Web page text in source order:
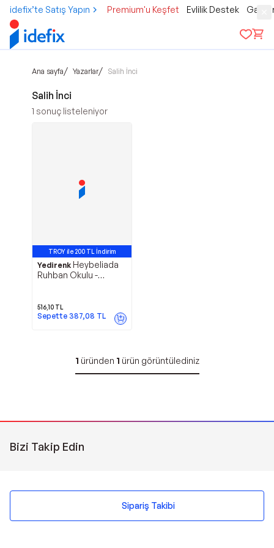
idefix’te Satış Yapın Premium'u Keşfet Evlilik Destek
Ana sayfa/ Yazarlar/ Salih İnci
Salih İnci
1 sonuç listeleniyor
TROY ile 200 TL İndirim
Yedirenk Heybeliada
Ruhban Okulu -
516,10 TL
Sepette 387,08 TL
1 üründen 1 ürün görüntülediniz
Bizi Takip Edin
Sipariş Takibi